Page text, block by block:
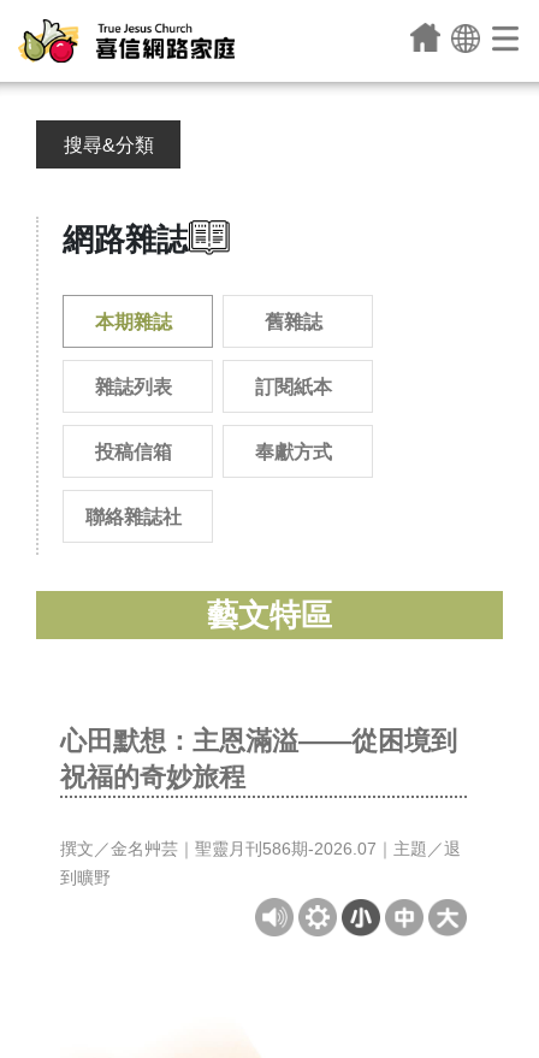
搜尋&分類
網路雜誌
本期雜誌 舊雜誌
雜誌列表 訂閱紙本
投稿信箱 奉獻方式
聯絡雜誌社
藝文特區
心田默想：主恩滿溢——從困境到
祝福的奇妙旅程
撰文／金名艸芸｜聖靈月刊586期-2026.07｜主題／退
到曠野